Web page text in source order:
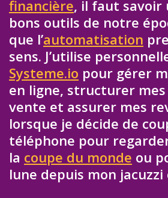
financière, il faut savoir
bons outils de notre
que l’automatisation
sens. J’utilise
Systeme.io pour gérer
en ligne, structurer
vente et assurer mes
lorsque je décide de
téléphone pour
la coupe du monde ou
lune depuis mon